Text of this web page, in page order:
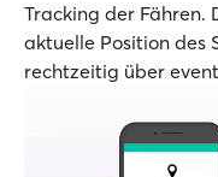
Tracking der Fähren.
aktuelle Position des
rechtzeitig über